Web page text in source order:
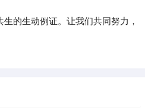
的生动例证。让我们共同努力，